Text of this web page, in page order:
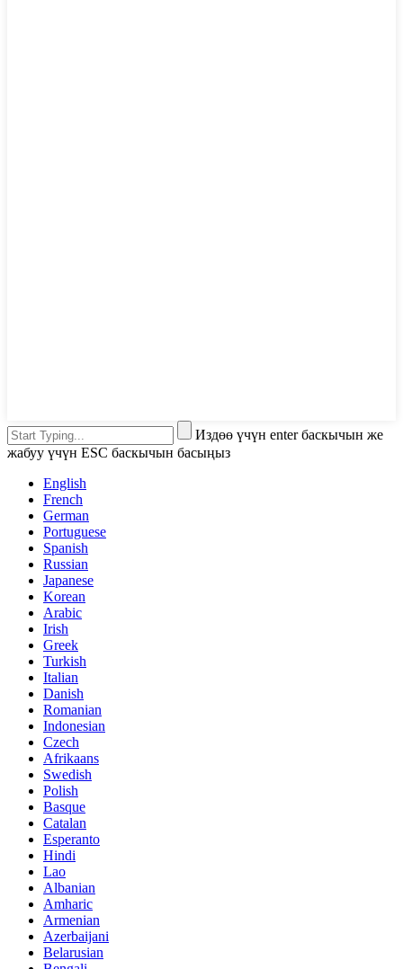
Издөө үчүн enter баскычын же
жабуу үчүн ESC баскычын басыңыз
English
French
German
Portuguese
Spanish
Russian
Japanese
Korean
Arabic
Irish
Greek
Turkish
Italian
Danish
Romanian
Indonesian
Czech
Afrikaans
Swedish
Polish
Basque
Catalan
Esperanto
Hindi
Lao
Albanian
Amharic
Armenian
Azerbaijani
Belarusian